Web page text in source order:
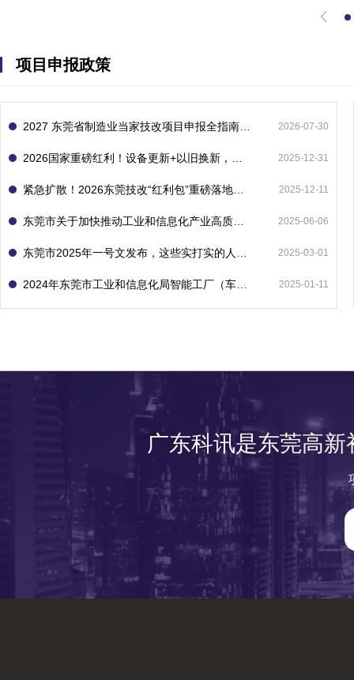
项目申报政策
2026-07-30
2025-12-31
2025-12-11
2025-06-06
2025-03-01
2025-01-11
广东科讯是东莞高